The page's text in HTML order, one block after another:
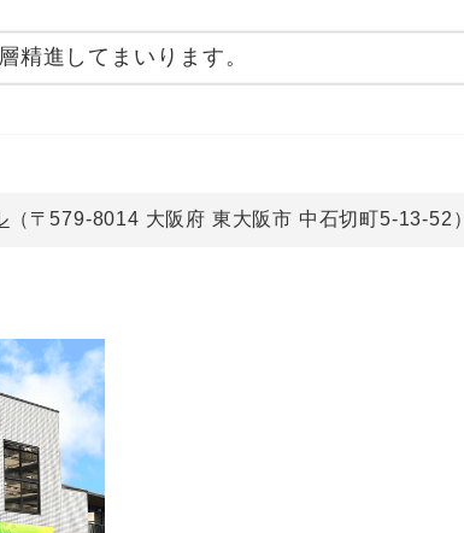
精進してまいります。
（〒579-8014 大阪府 東大阪市 中石切町5-13-52）